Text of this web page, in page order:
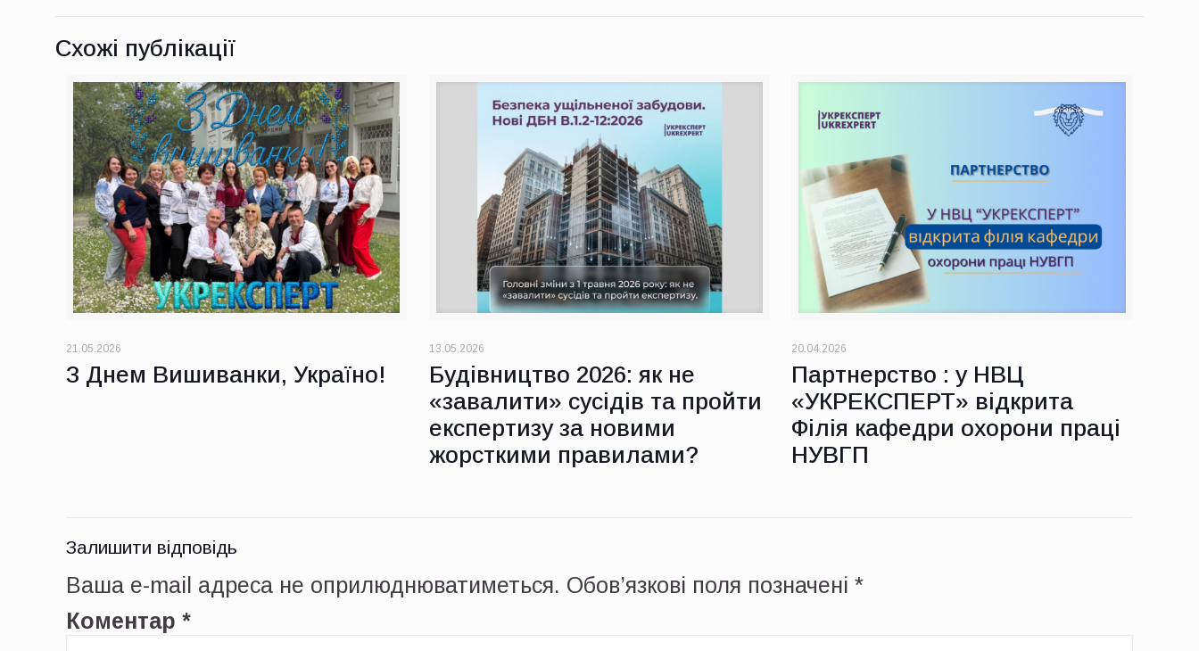
Схожі публікації
21.05.2026
З Днем Вишиванки, Україно!
13.05.2026
Будівництво 2026: як не
«завалити» сусідів та пройти
експертизу за новими
жорсткими правилами?
20.04.2026
Партнерство : у НВЦ
«УКРЕКСПЕРТ» відкрита
Філія кафедри охорони праці
НУВГП
Залишити відповідь
Ваша e-mail адреса не оприлюднюватиметься. Обов’язкові поля позначені*
Коментар*